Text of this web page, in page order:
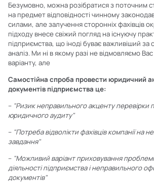
Безумовно, можна розібратися з поточним
на предмет відповідності чинному
силами, але залучення сторонніх фахівців
підходу внесе свіжий погляд на існуючу
підприємства, що іноді буває важливіший
аналіз. Ми ні в якому разі не відмовляємо
варіанту, але
Самостійна спроба провести юридичний
документів підприємства це:
– "Ризик неправильного акценту перевірки
юридичного аудиту"
– "Потреба відволікти фахівців компанії на
завдання"
– "Можливий варіант приховування
діяльності підприємства і неправильного
документів"